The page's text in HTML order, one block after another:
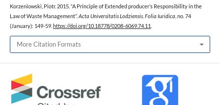
Korzeniowski, Piotr. 2015. “A Principle of Extended producer’s Responsibility in the
Law of Waste Management”. Acta Universitatis Lodziensis. Folia Iuridica , no. 74
(January): 149-59. https://doi.org/10.18778/0208-6069.74.11
More Citation Formats